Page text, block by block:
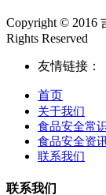
Copyright © 2016
Rights Reserved
友情链接：
首页
关于我们
食品安全常
食品安全资
联系我们
联系我们